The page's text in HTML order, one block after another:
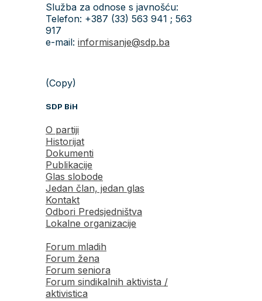
Služba za odnose s javnošću:
Telefon: +387 (33) 563 941 ; 563
917
e-mail: informisanje@sdp.ba
(Copy)
SDP BiH
O partiji
Historijat
Dokumenti
Publikacije
Glas slobode
Jedan član, jedan glas
Kontakt
Odbori Predsjedništva
Lokalne organizacije
Forum mladih
Forum žena
Forum seniora
Forum sindikalnih aktivista /
aktivistica